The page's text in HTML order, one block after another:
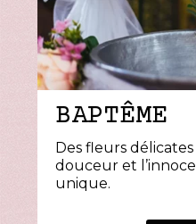
BAPTÊME
Des fleurs
douceur et
unique.